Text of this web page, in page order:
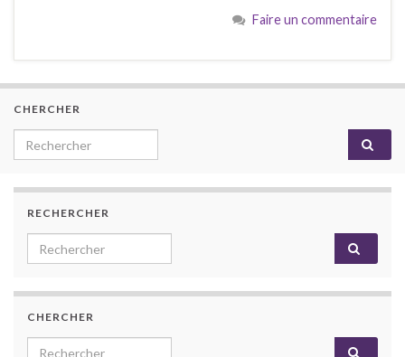
Faire un commentaire
CHERCHER
Search for:
RECHERCHER
Search for:
CHERCHER
Search for: